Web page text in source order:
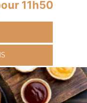
11h50